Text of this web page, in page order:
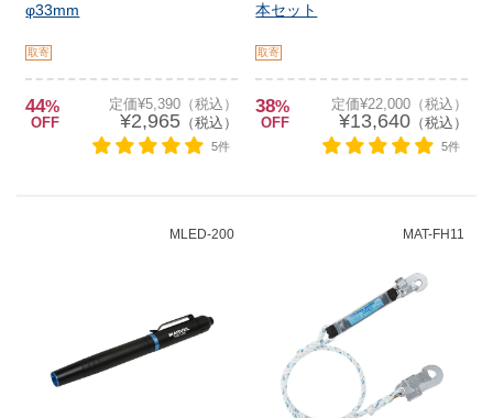
φ33mm
取寄
44%
OFF
定価¥5,390（税込）
¥2,965（税込）
5件
本セット
取寄
38%
OFF
定価¥22,000（税込）
¥13,640（税込）
5件
MLED-200 MAT-FH11